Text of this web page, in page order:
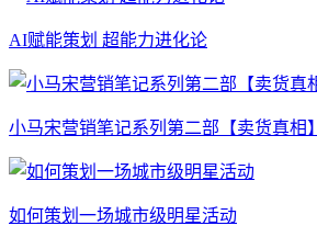
AI赋能策划 超能力进化论
小马宋营销笔记系列第二部【卖货真相】
如何策划一场城市级明星活动